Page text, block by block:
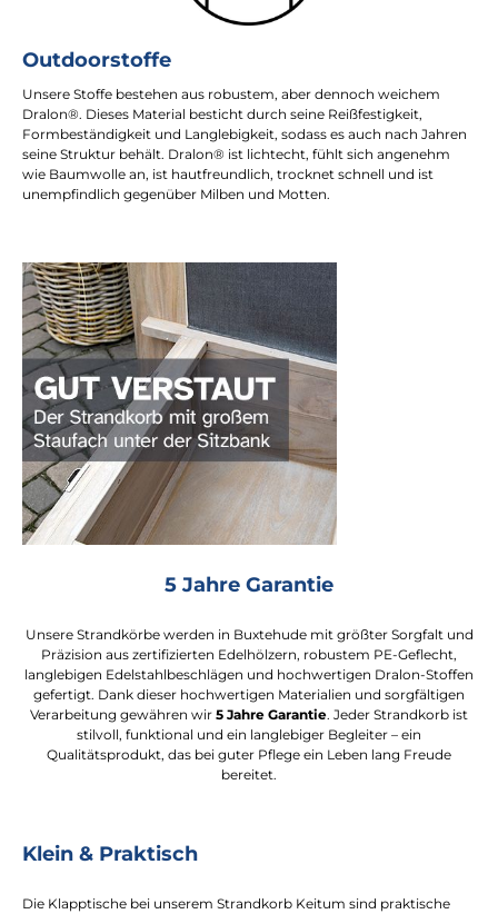
Outdoorstoffe
Unsere Stoffe bestehen aus robustem, aber dennoch weichem
Dralon®. Dieses Material besticht durch seine Reißfestigkeit,
Formbeständigkeit und Langlebigkeit, sodass es auch nach Jahren
seine Struktur behält. Dralon® ist lichtecht, fühlt sich angenehm
wie Baumwolle an, ist hautfreundlich, trocknet schnell und ist
unempfindlich gegenüber Milben und Motten.
5 Jahre Garantie
Unsere Strandkörbe werden in Buxtehude mit größter Sorgfalt und
Präzision aus zertifizierten Edelhölzern, robustem PE-Geflecht,
langlebigen Edelstahlbeschlägen und hochwertigen Dralon-Stoffen
gefertigt. Dank dieser hochwertigen Materialien und sorgfältigen
Verarbeitung gewähren wir 5 Jahre Garantie. Jeder Strandkorb ist
stilvoll, funktional und ein langlebiger Begleiter – ein
Qualitätsprodukt, das bei guter Pflege ein Leben lang Freude
bereitet.
Klein & Praktisch
Die Klapptische bei unserem Strandkorb Keitum sind praktische